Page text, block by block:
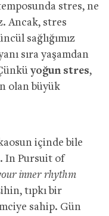
stres, ne
Ancak, stres
sağlığımız
sıra yaşamdan
yoğun stres,
olan büyük
içinde bile
In Pursuit of
inner rhythm
tıpkı bir
sahip. Gün